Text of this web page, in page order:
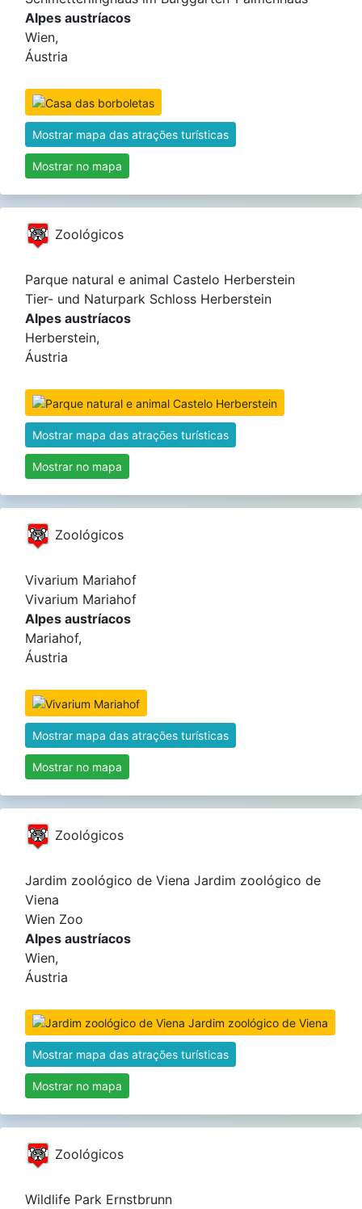
Alpes austríacos
Wien,
Áustria
Mostrar mapa das atrações turísticas
Mostrar no mapa
Zoológicos
Parque natural e animal Castelo Herberstein
Tier- und Naturpark Schloss Herberstein
Alpes austríacos
Herberstein,
Áustria
Mostrar mapa das atrações turísticas
Mostrar no mapa
Zoológicos
Vivarium Mariahof
Vivarium Mariahof
Alpes austríacos
Mariahof,
Áustria
Mostrar mapa das atrações turísticas
Mostrar no mapa
Zoológicos
Jardim zoológico de Viena Jardim zoológico de
Viena
Wien Zoo
Alpes austríacos
Wien,
Áustria
Mostrar mapa das atrações turísticas
Mostrar no mapa
Zoológicos
Wildlife Park Ernstbrunn